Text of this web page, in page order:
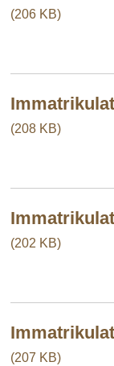
(206 KB)
(208 KB)
(202 KB)
(207 KB)